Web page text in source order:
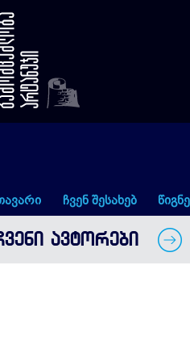
до
ჩვენ შესახებ
ᲐᲕᲢᲝᲠᲔᲑᲘ